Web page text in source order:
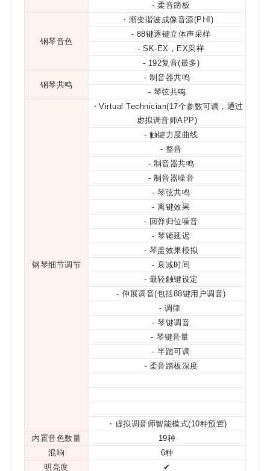
- 柔音踏板
钢琴音色
・ 渐变谐波成像音源(PHI)
- 88键逐键立体声采样
- SK-EX，EX采样
- 192复音(最多)
钢琴共鸣
- 制音器共鸣
- 琴弦共鸣
钢琴细节调节
・ Virtual Technician(17个参数可调，通过
虚拟调音师APP)
- 触键力度曲线
- 整音
- 制音器共鸣
- 制音器噪音
- 琴弦共鸣
- 离键效果
- 回弹归位噪音
- 琴锤延迟
- 琴盖效果模拟
- 衰减时间
- 最轻触键设定
- 伸展调音(包括88键用户调音)
- 调律
- 琴键调音
- 琴键音量
- 半踏可调
- 柔音踏板深度
・虚拟调音师智能模式(10种预置)
内置音色数量
19种
混响
6种
明亮度
✔